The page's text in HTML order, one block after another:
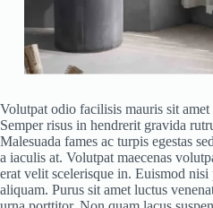
Volutpat odio facilisis mauris sit amet
Semper risus in hendrerit gravida
Malesuada fames ac turpis egestas
a iaculis at. Volutpat maecenas
erat velit scelerisque in. Euismod
aliquam. Purus sit amet luctus